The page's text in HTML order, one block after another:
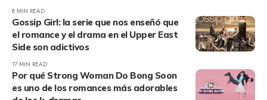
8 MIN READ
Gossip Girl: la serie que nos enseñó que
el romance y el drama en el Upper East
Side son adictivos
17 MIN READ
Por qué Strong Woman Do Bong Soon
es uno de los romances más adorables